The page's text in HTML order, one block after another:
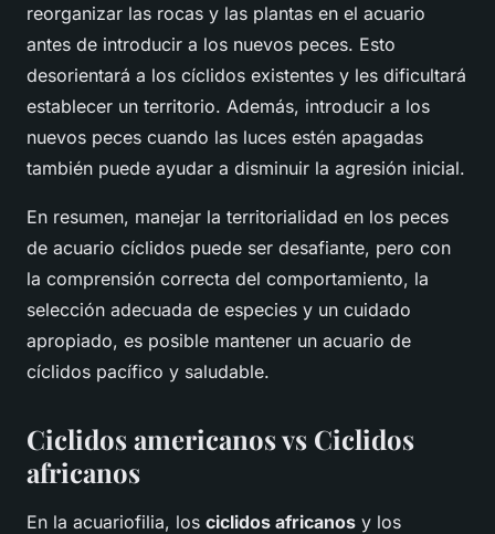
reorganizar las rocas y las plantas en el acuario
antes de introducir a los nuevos peces. Esto
desorientará a los cíclidos existentes y les dificultará
establecer un territorio. Además, introducir a los
nuevos peces cuando las luces estén apagadas
también puede ayudar a disminuir la agresión inicial.
En resumen, manejar la territorialidad en los peces
de acuario cíclidos puede ser desafiante, pero con
la comprensión correcta del comportamiento, la
selección adecuada de especies y un cuidado
apropiado, es posible mantener un acuario de
cíclidos pacífico y saludable.
Ciclidos americanos vs Ciclidos
africanos
En la acuariofilia, los ciclidos africanos y los